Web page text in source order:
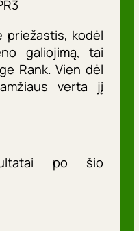
priežastis, kodėl
galiojimą, tai
Rank. Vien dėl
verta jį
po šio